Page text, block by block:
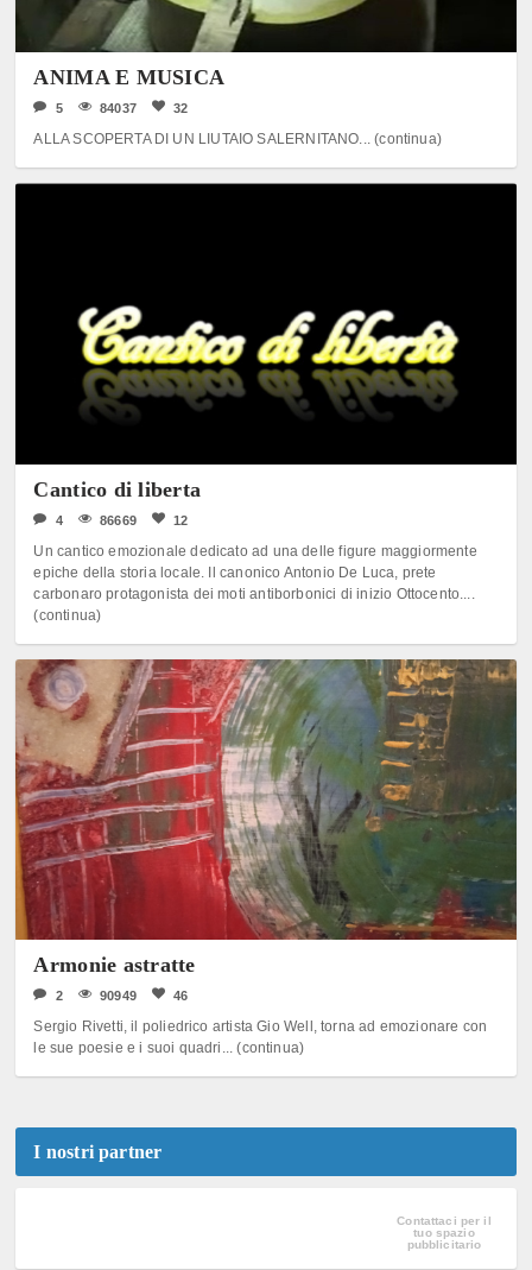
ANIMA E MUSICA
5 84037 32
ALLA SCOPERTA DI UN LIUTAIO SALERNITANO... (continua)
Cantico di liberta
4 86669 12
Un cantico emozionale dedicato ad una delle figure maggiormente
epiche della storia locale. Il canonico Antonio De Luca, prete
carbonaro protagonista dei moti antiborbonici di inizio Ottocento....
(continua)
Armonie astratte
2 90949 46
Sergio Rivetti, il poliedrico artista Gio Well, torna ad emozionare con
le sue poesie e i suoi quadri... (continua)
I nostri partner
Contattaci per il
tuo spazio
pubblicitario